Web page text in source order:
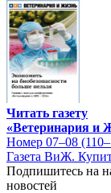
Читать газету
«Ветеринария и
Номер 07–08
Газета ВиЖ.
Подпишитесь на
новостей